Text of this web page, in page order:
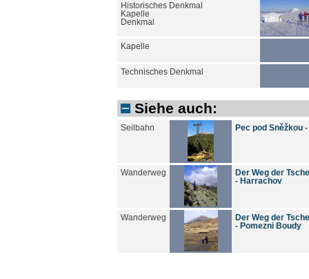
Historisches Denkmal
Kapelle
Denkmal
Kapelle
Technisches Denkmal
Siehe auch:
Seilbahn Pec pod Sněžkou
Wanderweg
Der Weg der
- Harrachov
Wanderweg
Der Weg der
- Pomezni Boudy